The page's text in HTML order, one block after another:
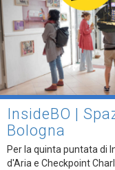
InsideBO |
Bologna
Per la quinta puntata di
d'Aria e Checkpoint